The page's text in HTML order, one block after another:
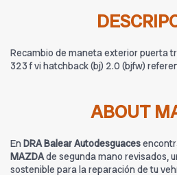
Recambio de maneta exterior puerta
323 f vi hatchback (bj) 2.0 (bjfw)
ABOUT
En DRA Balear Autodesguaces
MAZDAde segunda mano revisados,
sostenible para la reparación de tu